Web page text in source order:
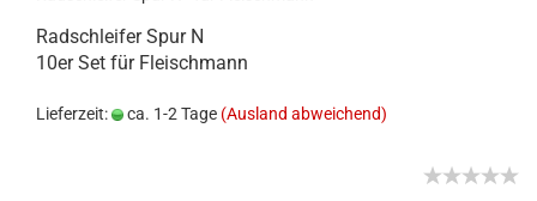
Radschleifer Spur N
10er Set für Fleischmann
Lieferzeit: ca. 1-2 Tage (Ausland abweichend)